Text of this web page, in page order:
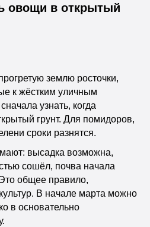
овощи в открытый
землю росточки,
к жёстким уличным
узнать, когда
грунт. Для помидоров,
сроки разнятся.
высадка возможна,
сошёл, почва начала
общее правило,
В начале марта можно
в основательно